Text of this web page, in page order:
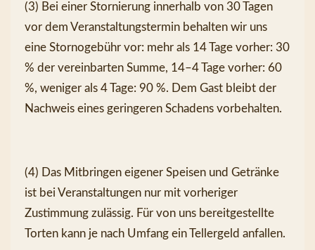
(3) Bei einer Stornierung innerhalb von 30 Tagen
vor dem Veranstaltungstermin behalten wir uns
eine Stornogebühr vor: mehr als 14 Tage vorher: 30
% der vereinbarten Summe, 14–4 Tage vorher: 60
%, weniger als 4 Tage: 90 %. Dem Gast bleibt der
Nachweis eines geringeren Schadens vorbehalten.
(4) Das Mitbringen eigener Speisen und Getränke
ist bei Veranstaltungen nur mit vorheriger
Zustimmung zulässig. Für von uns bereitgestellte
Torten kann je nach Umfang ein Tellergeld anfallen.